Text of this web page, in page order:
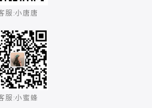
服:小唐唐​
服:小蜜蜂​